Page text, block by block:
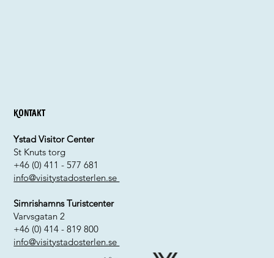
Kontakt
Ystad Visitor Center
St Knuts torg
+46 (0) 411 - 577 681
info@visitystadosterlen.se
Simrishamns Turistcenter
Varvsgatan 2
+46 (0) 414 - 819 800
info@visitystadosterlen.se